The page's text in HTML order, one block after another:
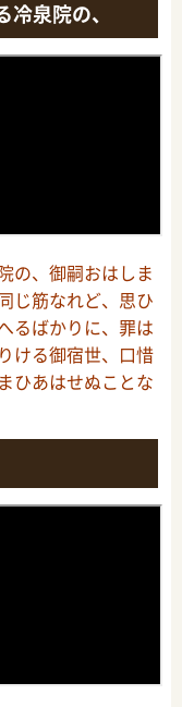
泉院の、
の、御嗣おはしま
じ筋なれど、思ひ
るばかりに、罪は
ける御宿世、口惜
ひあはせぬことな